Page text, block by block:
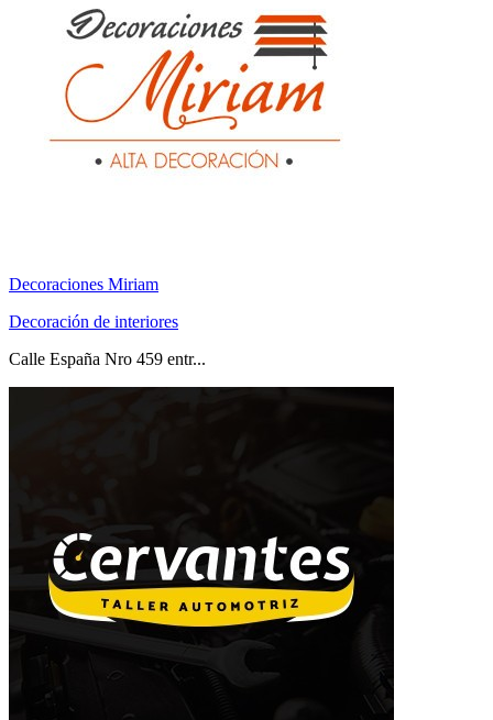
Decoraciones Miriam
Decoración de interiores
Calle España Nro 459 entr...